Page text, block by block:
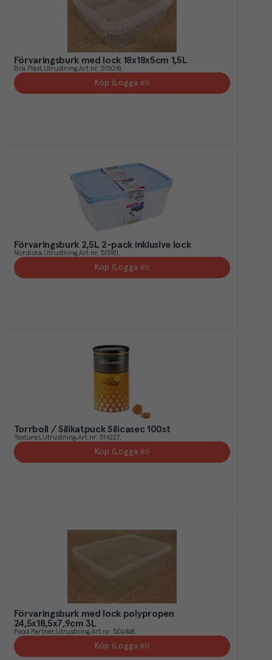
Förvaringsburk med lock 18x18x5cm 1,5L
Bra Plast Utrustning Art.nr. 515018
Köp (Logga in)
Förvaringsburk 2,5L 2-pack inklusive lock
Nordiska Utrustning Art.nr. 515181
Köp (Logga in)
Torrboll / Silikatpuck Silicasec 100st
Texturas Utrustning Art.nr. 514227
Köp (Logga in)
Förvaringsburk med lock polypropen
24,5x18,5x7,9cm 3L
Food Partner Utrustning Art.nr. 506468
Köp (Logga in)